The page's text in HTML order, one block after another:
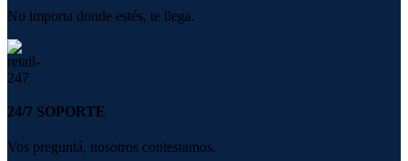
No importa donde estés, te llega.
24/7 SOPORTE
Vos preguntá, nosotros contestamos.